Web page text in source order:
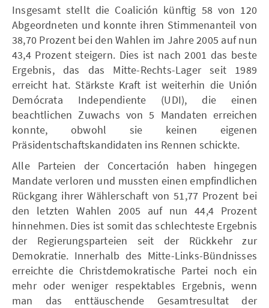
Insgesamt stellt die Coalición künftig 58 von 120
Abgeordneten und konnte ihren Stimmenanteil von
38,70 Prozent bei den Wahlen im Jahre 2005 auf nun
43,4 Prozent steigern. Dies ist nach 2001 das beste
Ergebnis, das das Mitte-Rechts-Lager seit 1989
erreicht hat. Stärkste Kraft ist weiterhin die Unión
Demócrata Independiente (UDI), die einen
beachtlichen Zuwachs von 5 Mandaten erreichen
konnte, obwohl sie keinen eigenen
Präsidentschaftskandidaten ins Rennen schickte.
Alle Parteien der Concertación haben hingegen
Mandate verloren und mussten einen empfindlichen
Rückgang ihrer Wählerschaft von 51,77 Prozent bei
den letzten Wahlen 2005 auf nun 44,4 Prozent
hinnehmen. Dies ist somit das schlechteste Ergebnis
der Regierungsparteien seit der Rückkehr zur
Demokratie. Innerhalb des Mitte-Links-Bündnisses
erreichte die Christdemokratische Partei noch ein
mehr oder weniger respektables Ergebnis, wenn
man das enttäuschende Gesamtresultat der